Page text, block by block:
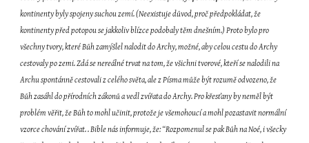
kontinenty byly spojeny suchou zemí. (Neexistuje důvod, proč předpokládat, že
kontinenty před potopou se jakkoliv blízce podobaly těm dnešním.) Proto bylo pro
všechny tvory, které Bůh zamýšlel nalodit do Archy, možné, aby celou cestu do Archy
cestovaly po zemi. Zdá se nereálné trvat na tom, že všichni tvorové, kteří se nalodili na
Archu spontánně cestovali z celého světa, ale z Písma může být rozumě odvozeno, že
Bůh zasáhl do přírodních zákonů a vedl zvířata do Archy. Pro křesťany by neměl být
problém věřit, že Bůh to mohl učinit, protože je všemohoucí a mohl pozastavit normální
vzorce chování zvířat. . Bible nás informuje, že: “Rozpomenul se pak Bůh na Noé, i všecky